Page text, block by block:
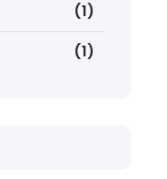
(1)
(1)